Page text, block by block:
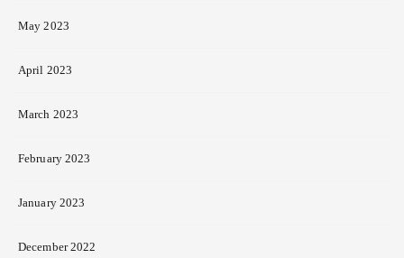
May 2023
April 2023
March 2023
February 2023
January 2023
December 2022